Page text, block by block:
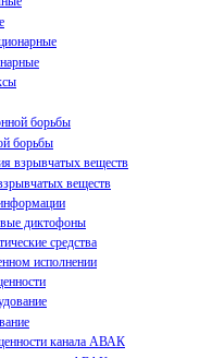
борьбы
веществ
диктофоны
средства
исполнении